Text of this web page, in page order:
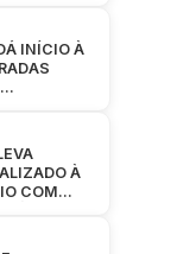
INÍCIO À
À
COM